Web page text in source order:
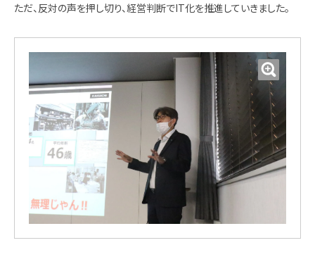
ただ、反対の声を押し切り、経営判断でIT化を推進していきました。